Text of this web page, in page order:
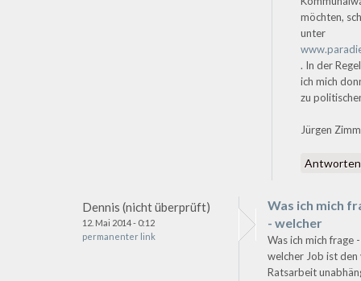
möchten,
unter
. In der
ich mich
zu
Jürgen
Antworten
Dennis (nicht überprüft)
12. Mai 2014 - 0:12
permanenter link
Was ich mich
- welcher
Was ich mich frage -
welcher Job ist den
Ratsarbeit